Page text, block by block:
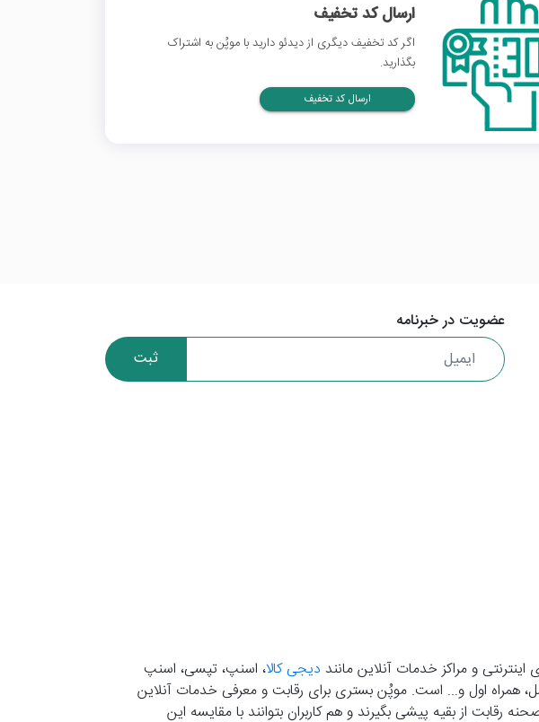
ارسال کد تخفیف
اگر کد تخفیف دیگری از دیدئو دارید با موپُن به اشتراک
بگذارید.
ارسال کد تخفیف
عضویت در خبرنامه
ثبت
و مراکز خدمات آنلاین مانند دیجی کالا، اسنپ، تپسی، اسنپ
همراه اول و... است. موپُن بستری برای رقابت و معرفی خدمات آنلاین
از بقیه پیشی بگیرند و هم کاربران بتوانند با مقایسه این